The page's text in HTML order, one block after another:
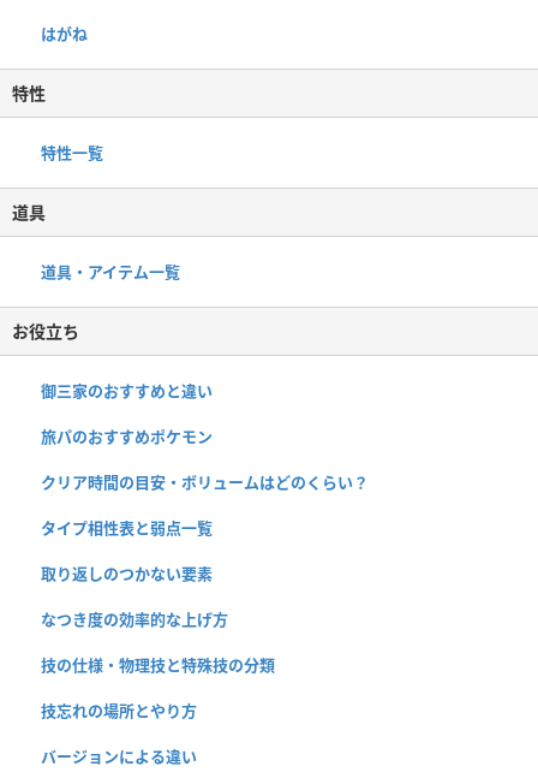
はがね
特性
特性一覧
道具
道具・アイテム一覧
お役立ち
御三家のおすすめと違い
旅パのおすすめポケモン
クリア時間の目安・ボリュームはどのくらい？
タイプ相性表と弱点一覧
取り返しのつかない要素
なつき度の効率的な上げ方
技の仕様・物理技と特殊技の分類
技忘れの場所とやり方
バージョンによる違い